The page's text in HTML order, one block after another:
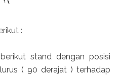
:
stand dengan posisi
( 90 derajat ) terhadap